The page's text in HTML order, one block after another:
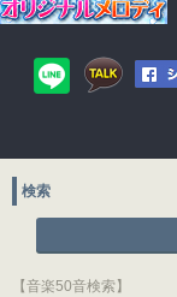
検索
【音楽50音検索】